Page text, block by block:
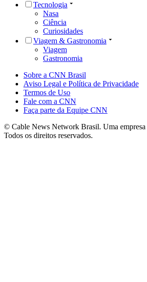
Tecnologia
Nasa
Ciência
Curiosidades
Viagem & Gastronomia
Viagem
Gastronomia
Sobre a CNN Brasil
Aviso Legal e Política de Privacidade
Termos de Uso
Fale com a CNN
Faça parte da Equipe CNN
© Cable News Network Brasil. Uma
Todos os direitos reservados.